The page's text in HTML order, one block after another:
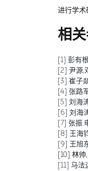
进行学术
相
[1] 彭有
[2] 尹源,
[3] 崔子
[4] 张路
[5] 刘海
[6] 刘海
[7] 张振.
[8] 王海
[9] 王旭
[10] 林
[11] 马